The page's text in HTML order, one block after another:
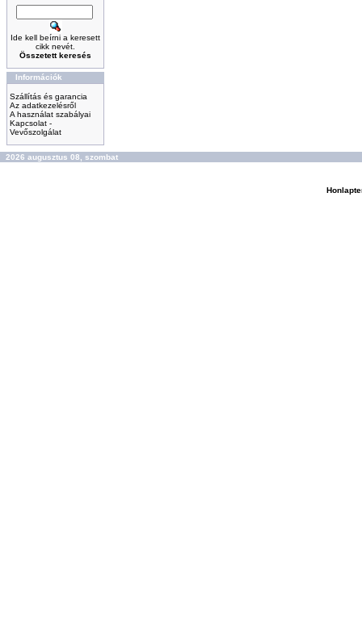
Ide kell beírni a keresett
cikk nevét.
Összetett keresés
Információk
Szállítás és garancia
Az adatkezelésről
A használat szabályai
Kapcsolat -
Vevőszolgálat
2026 augusztus 08, szombat